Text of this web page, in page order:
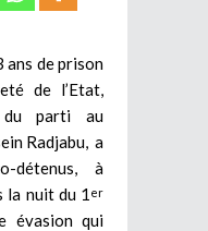
ans de prison
de l’Etat,
du parti au
Radjabu, a
détenus, à
la nuit du 1 er
évasion qui